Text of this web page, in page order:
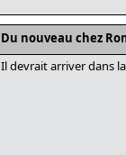
Du nouveau chez
Il devrait arriver dans